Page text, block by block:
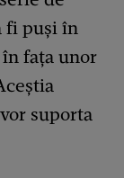
fi puși în
fața unor
suporta